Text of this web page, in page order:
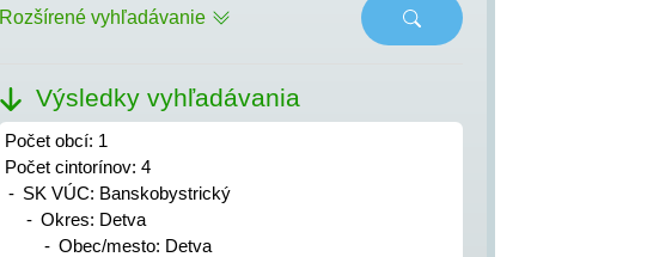
Rozšírené vyhľadávanie
Výsledky vyhľadávania
Počet obcí: 1
Počet cintorínov: 4
SK VÚC: Banskobystrický
Okres: Detva
Obec/mesto: Detva